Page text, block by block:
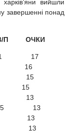
вийшли
завершенні понад
1 17
2 16
3 15
5 15
3 13
5 13
7 13
7 13